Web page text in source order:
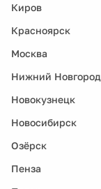
Киров
Красноярск
Москва
Нижний Новгород
Новокузнецк
Новосибирск
Озёрск
Пенза